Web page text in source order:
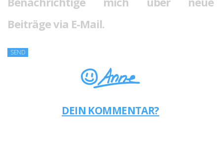
Beiträge via E-Mail.
DEIN KOMMENTAR?